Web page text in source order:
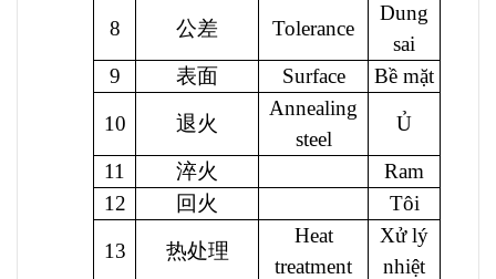
8 公差 Tolerance
Dung
sai
9
表面 Surface Bề mặt
10 退火
Annealing
steel
Ủ
11 淬火
Ram
12
回火 Tôi
13 热处理
Heat
treatment
Xử lý
nhiệt